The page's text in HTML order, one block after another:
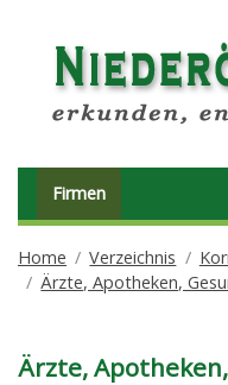
Firmen
Home Verzeichnis
Ärzte, Apotheken,
Ärzte,